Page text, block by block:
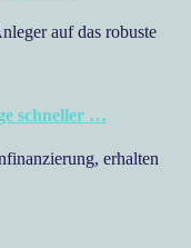
auf das robuste
schneller …
erhalten